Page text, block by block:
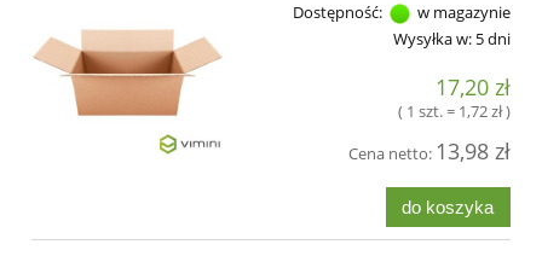
Dostępność:
w magazynie
Wysyłka w: 5 dni
17,20 zł
( 1 szt. = 1,72 zł )
Cena netto: 13,98 zł
do koszyka